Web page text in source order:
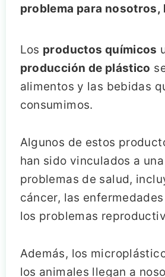
problema para nosotros,
Los productos químicos
producción de plástico
alimentos y las bebidas
consumimos.
Algunos de estos
han sido vinculados a
problemas de salud,
cáncer, las
los problemas
Además, los
los animales llegan a